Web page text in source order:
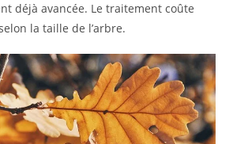
déjà avancée. Le traitement coûte
la taille de l’arbre.